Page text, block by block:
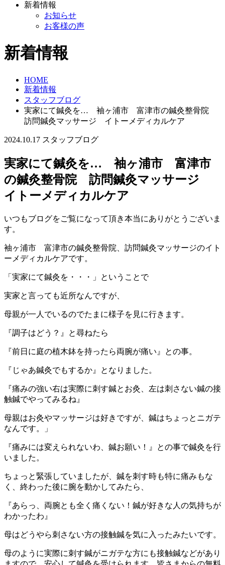
新着情報
お知らせ
お客様の声
新着情報
HOME
新着情報
スタッフブログ
実家にて鍼灸を… 袖ヶ浦市 富津市の鍼灸整骨院
訪問鍼灸マッサージ イトーメディカルケア
2024.10.17 スタッフブログ
実家にて鍼灸を… 袖ヶ浦市 富津市
の鍼灸整骨院 訪問鍼灸マッサージ
イトーメディカルケア
いつもブログをご覧になって頂き本当にありがとうございま
す。
袖ヶ浦市 富津市の鍼灸整骨院、訪問鍼灸マッサージのイト
ーメディカルケアです。
「実家にて鍼灸を・・・」ということで
実家と言っても近所なんですが、
母親が一人でいるのでたまに様子を見に行きます。
『調子はどう？』と尋ねたら
『前日に庭の植木鉢を持ったら両腕が痛い』との事。
『じゃあ鍼灸でもするか』となりました。
『痛みの強い右は実際に刺す鍼とお灸、左は刺さない鍼の接
触鍼でやってみるね』
母親はお灸やマッサージは好きですが、鍼はちょっとニガテ
なんです。」
『痛みには変えられないわ、鍼お願い！』との事で鍼灸を行
いました。
ちょっと緊張していましたが、鍼を刺す時も特に痛みもな
く、終わった後に腕を動かしてみたら、
『あらっ、両腕とも全く痛くない！鍼が好きな人の気持ちが
わかったわ』
母はどうやら刺さない方の接触鍼を気に入ったみたいです。
母のように実際に刺す鍼がニガテな方にも接触鍼などがあり